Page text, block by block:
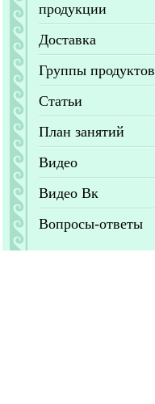
продукции
Доставка
Группы продуктов
Статьи
План занятий
Видео
Видео Вк
Вопросы-ответы